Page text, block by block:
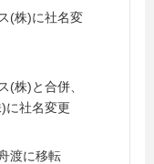
(株)に社名変
(株)と合併、
に社名変更
渡に移転